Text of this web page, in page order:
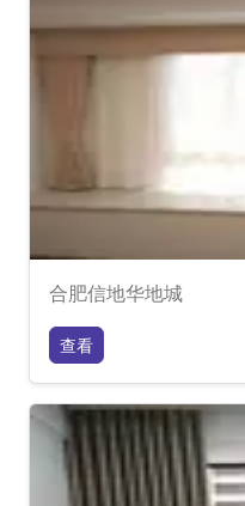
合肥信地华地城
查看